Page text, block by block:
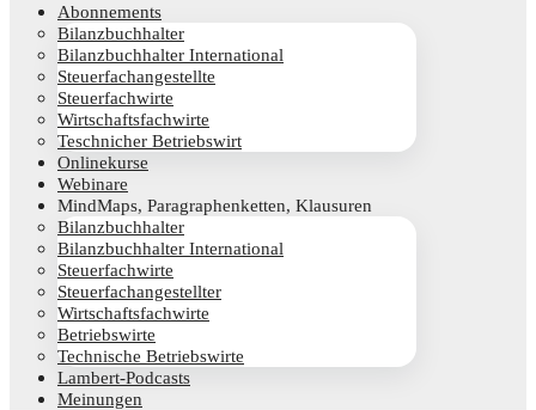
Abon­ne­ments
Bilanz­buch­hal­ter
Bilanz­buch­hal­ter International
Steu­er­fach­an­ge­stell­te
Steu­er­fach­wir­te
Wirt­schafts­fach­wir­te
Teschni­cher Betriebswirt
Online­kur­se
Web­i­na­re
Mind­Maps, Para­gra­phen­ket­ten, Klausuren
Bilanz­buch­hal­ter
Bilanz­buch­hal­ter International
Steu­er­fach­wir­te
Steu­er­fach­an­ge­stell­ter
Wirt­schafts­fach­wir­te
Betriebs­wir­te
Tech­ni­sche Betriebswirte
Lam­­bert-Pod­­casts
Mei­nun­gen